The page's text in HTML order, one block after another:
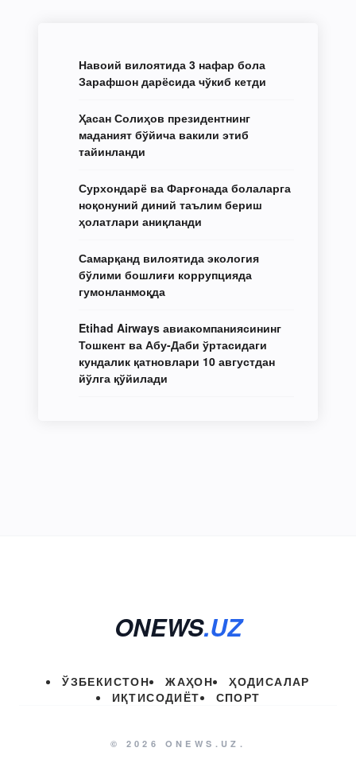
Навоий вилоятида 3 нафар бола
Зарафшон дарёсида чўкиб кетди
Ҳасан Солиҳов президентнинг
маданият бўйича вакили этиб
тайинланди
Сурхондарё ва Фарғонада болаларга
ноқонуний диний таълим бериш
ҳолатлари аниқланди
Самарқанд вилоятида экология
бўлими бошлиғи коррупцияда
гумонланмоқда
Etihad Airways авиакомпаниясининг
Тошкент ва Абу-Даби ўртасидаги
кундалик қатновлари 10 августдан
йўлга қўйилади
ONEWS.UZ
ЎЗБЕКИСТОН ЖАҲОН
ҲОДИСАЛАР
ИҚТИСОДИЁТ
СПОРТ
© 2026 ONEWS.UZ.